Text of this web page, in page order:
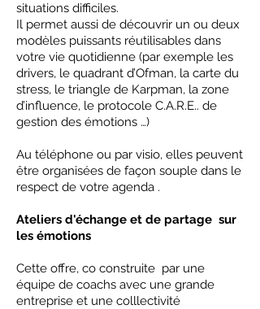
situations difficiles.
Il permet aussi de découvrir un ou deux
modèles puissants réutilisables dans
votre vie quotidienne (par exemple les
drivers, le quadrant d’Ofman, la carte du
stress, le triangle de Karpman, la zone
d’influence, le protocole C.A.R.E.. de
gestion des émotions …)
Au téléphone ou par visio, elles peuvent
être organisées de façon souple dans le
respect de votre agenda .
Ateliers d'échange et de partage sur
les émotions
Cette offre, co construite par une
équipe de coachs avec une grande
entreprise et une colllectivité